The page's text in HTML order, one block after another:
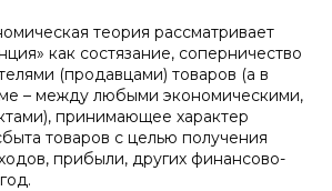
теория рассматривает
как состязание, соперничество
(продавцами) товаров (а в
– между любыми экономическими,
принимающее характер
товаров с целью получения
прибыли, других финансово-